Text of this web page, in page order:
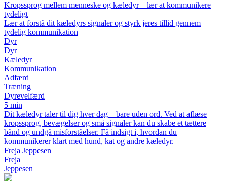
Kropssprog mellem menneske og kæledyr – lær at kommunikere
tydeligt
Lær at forstå dit kæledyrs signaler og styrk jeres tillid gennem
tydelig kommunikation
Dyr
Dyr
Kæledyr
Kommunikation
Adfærd
Træning
Dyrevelfærd
5 min
Dit kæledyr taler til dig hver dag – bare uden ord. Ved at aflæse
kropssprog, bevægelser og små signaler kan du skabe et tættere
bånd og undgå misforståelser. Få indsigt i, hvordan du
kommunikerer klart med hund, kat og andre kæledyr.
Freja Jeppesen
Freja
Jeppesen